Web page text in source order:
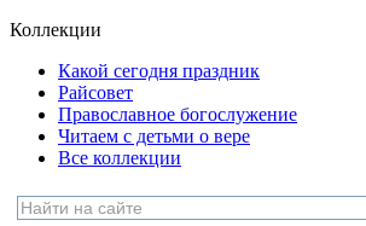
Коллекции
Какой сегодня праздник
Райсовет
Православное богослужение
Читаем с детьми о вере
Все коллекции